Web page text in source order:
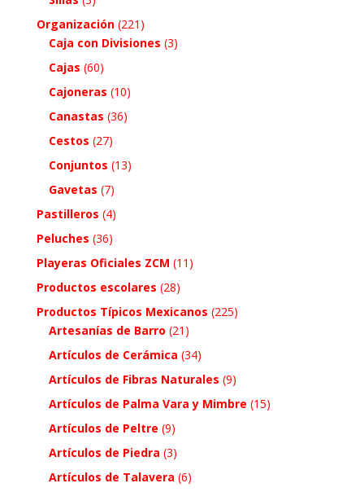
Organización (221)
Caja con Divisiones (3)
Cajas (60)
Cajoneras (10)
Canastas (36)
Cestos (27)
Conjuntos (13)
Gavetas (7)
Pastilleros (4)
Peluches (36)
Playeras Oficiales ZCM (11)
Productos escolares (28)
Productos Típicos Mexicanos (225)
Artesanías de Barro (21)
Artículos de Cerámica (34)
Artículos de Fibras Naturales (9)
Artículos de Palma Vara y Mimbre (15)
Artículos de Peltre (9)
Artículos de Piedra (3)
Artículos de Talavera (6)